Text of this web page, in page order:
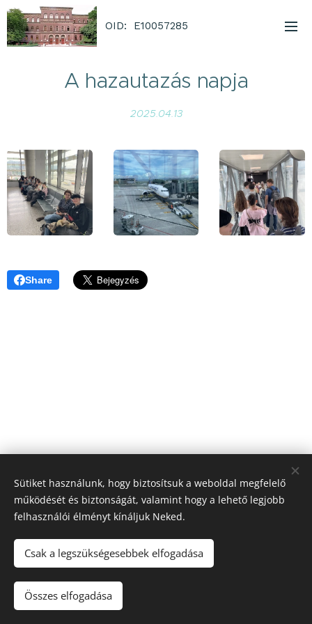
OID: E10057285
A hazautazás napja
2025.04.13
Share
© 2022 Minden jog fenntartva
Webnode
Sütiket használunk, hogy biztosítsuk a weboldal megfelelő
működését és biztonságát, valamint hogy a lehető legjobb
felhasználói élményt kínáljuk Neked.
Csak a legszükségesebbek elfogadása
Összes elfogadása